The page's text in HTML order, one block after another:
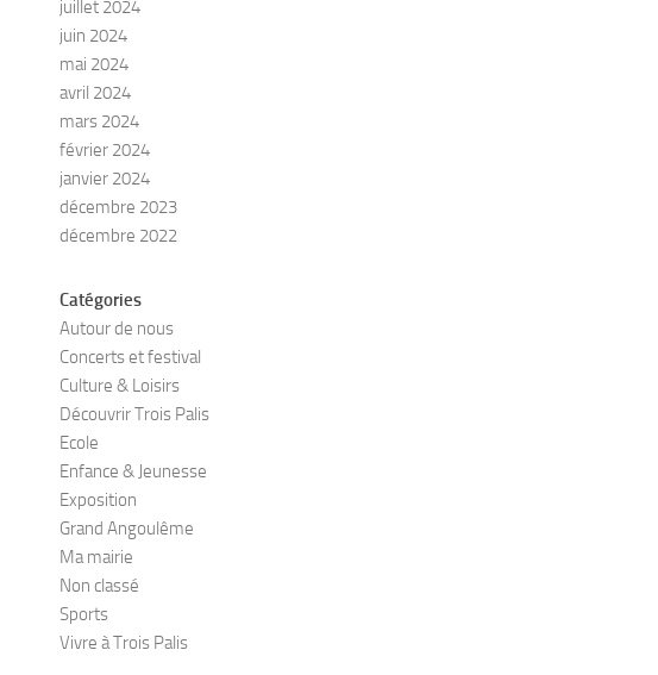
juillet 2024
juin 2024
mai 2024
avril 2024
mars 2024
février 2024
janvier 2024
décembre 2023
décembre 2022
Catégories
Autour de nous
Concerts et festival
Culture & Loisirs
Découvrir Trois Palis
Ecole
Enfance & Jeunesse
Exposition
Grand Angoulême
Ma mairie
Non classé
Sports
Vivre à Trois Palis